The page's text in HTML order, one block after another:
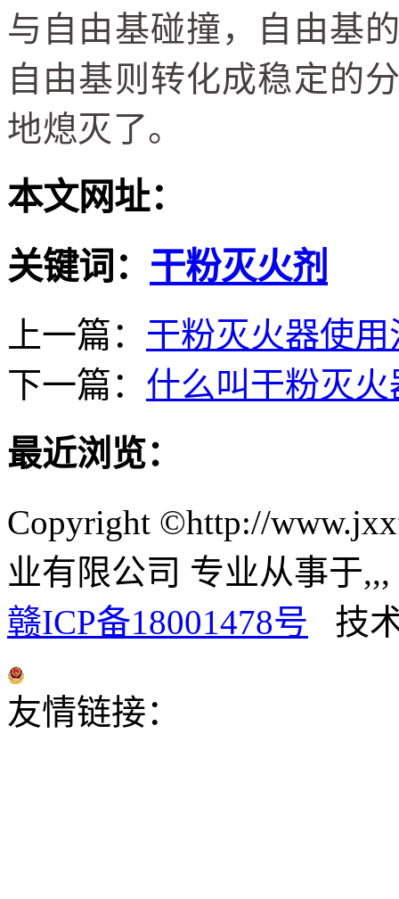
与自由基碰撞，自由基
自由基则转化成稳定的
地熄灭了。
本文网址：
关键词： 干粉灭火剂
上一篇： 干粉灭火器使
下一篇： 什么叫干粉灭火
最近浏览：
Copyright ©http://
业有限公司 专业从事于,,
赣ICP备18001478号 技
友情链接：